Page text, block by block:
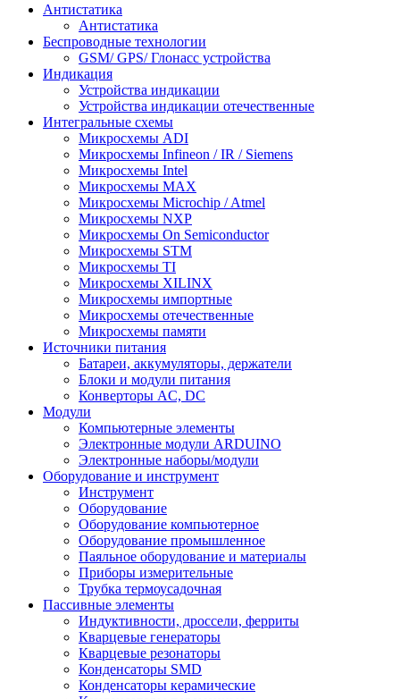
Антистатика
Антистатика
Беспроводные технологии
GSM/ GPS/ Глонасс устройства
Индикация
Устройства индикации
Устройства индикации отечественные
Интегральные схемы
Микросхемы ADI
Микросхемы Infineon / IR / Siemens
Микросхемы Intel
Микросхемы MAX
Микросхемы Microchip / Atmel
Микросхемы NXP
Микросхемы On Semiconductor
Микросхемы STM
Микросхемы TI
Микросхемы XILINX
Микросхемы импортные
Микросхемы отечественные
Микросхемы памяти
Источники питания
Батареи, аккумуляторы, держатели
Блоки и модули питания
Конверторы AC, DC
Модули
Компьютерные элементы
Электронные модули ARDUINO
Электронные наборы/модули
Оборудование и инструмент
Инструмент
Оборудование
Оборудование компьютерное
Оборудование промышленное
Паяльное оборудование и материалы
Приборы измерительные
Трубка термоусадочная
Пассивные элементы
Индуктивности, дроссели, ферриты
Кварцевые генераторы
Кварцевые резонаторы
Конденсаторы SMD
Конденсаторы керамические